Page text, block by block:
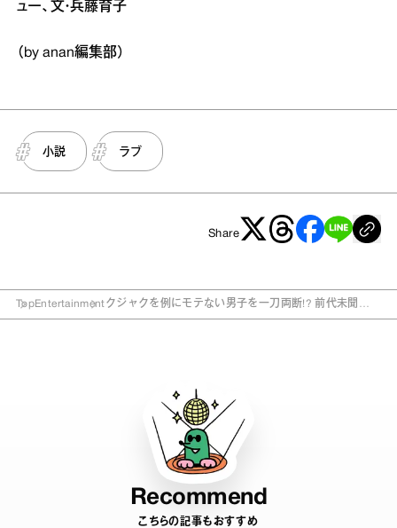
ュー、文・兵藤育子
（by anan編集部）
小説 ラブ
Share
TopEntertainmentクジャクを例にモテない男子を一刀両断!? 前代未聞
Recommend
こちらの記事もおすすめ